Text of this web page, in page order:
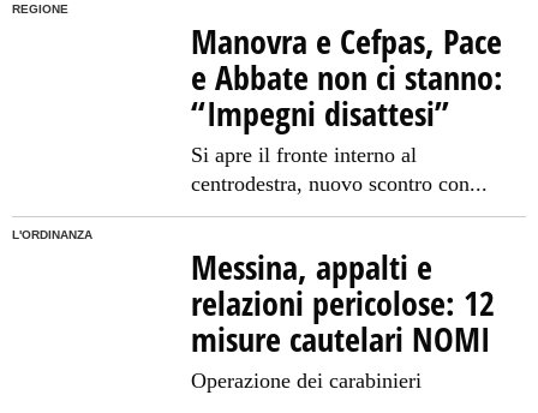
REGIONE
Manovra e Cefpas, Pace
e Abbate non ci stanno:
“Impegni disattesi”
Si apre il fronte interno al
centrodestra, nuovo scontro con...
L'ORDINANZA
Messina, appalti e
relazioni pericolose: 12
misure cautelari NOMI
Operazione dei carabinieri